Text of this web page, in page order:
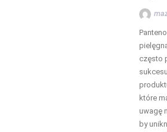
często
które
uwagę
by